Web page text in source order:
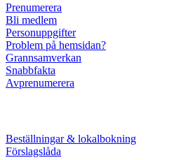
Prenumerera
Bli medlem
Personuppgifter
Problem på hemsidan?
Grannsamverkan
Snabbfakta
Avprenumerera
Beställningar & lokalbokning
Förslagslåda